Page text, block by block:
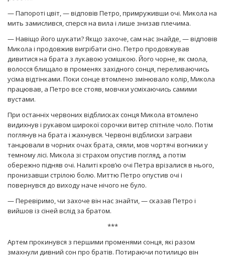
— Папороті цвіт, — відповів Петро, примруживши очі. Микола на
мить замислився, сперся на вила і лише знизав плечима.
— Навіщо його шукати? Якщо захоче, сам нас знайде, — відповів
Микола і продовжив вигрібати сіно. Петро продовжував
дивитися на брата з лукавою усмішкою. Його чорне, як смола,
волосся блищало в променях західного сонця, переливаючись
усіма відтінками. Поки сонце втомлено змінювало колір, Микола
працював, а Петро все стояв, мовчки усміхаючись самими
вустами.
При останніх червоних відблисках сонця Микола втомлено
видихнув і рукавом широкої сорочки витер спітніле чоло. Потім
поглянув на брата і жахнувся. Червоні відблиски заграви
танцювали в чорних очах брата, сяяли, мов чортячі вогники у
темному лісі. Микола зі страхом опустив погляд, а потім
обережно підняв очі. Налиті кров’ю очі Петра врізалися в нього,
пронизавши стрілою болю. Миттю Петро опустив очі і
повернувся до виходу наче нічого не було.
— Перевіримо, чи захоче він нас знайти, — сказав Петро і
вийшов із сіней вслід за братом.
***
Артем прокинувся з першими променями сонця, які разом
змахнули дивний сон про братів. Потираючи потилицю він